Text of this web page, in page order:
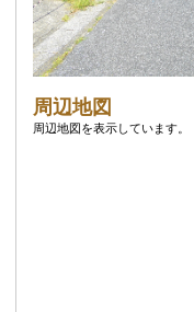
周辺地図
周辺地図を表示しています。